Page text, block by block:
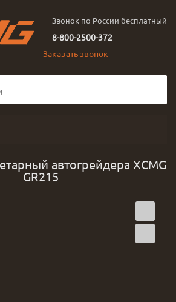
Звонок по России бесплатный
8-800-2500-372
Заказать звонок
автогрейдера XCMG
GR215